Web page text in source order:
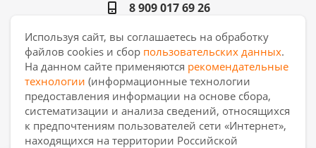
8 909 017 69 26
ekb.manager@casa-ceramica.ru
Екатеринбург,ул. Новинская 2, склад
Используя сайт, вы соглашаетесь на обработку
файлов cookies и сбор пользовательских данных.
На данном сайте применяются рекомендательные
технологии (информационные технологии
предоставления информации на основе сбора,
систематизации и анализа сведений, относящихся
к предпочтениям пользователей сети «Интернет»,
находящихся на территории Российской